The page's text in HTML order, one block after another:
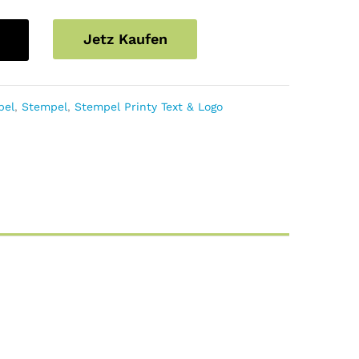
Jetz Kaufen
,Stempel,Stempel Printy Text & Logo